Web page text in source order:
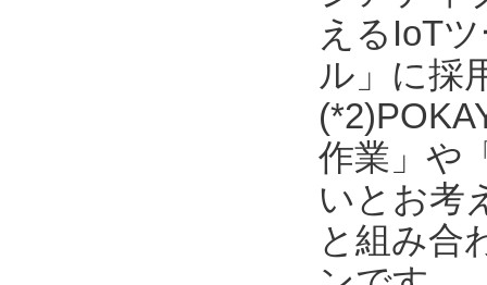
えるIoT
ル」に採
作業」や
いとお考
と組み合